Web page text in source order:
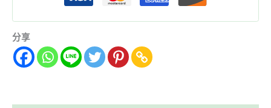
分享